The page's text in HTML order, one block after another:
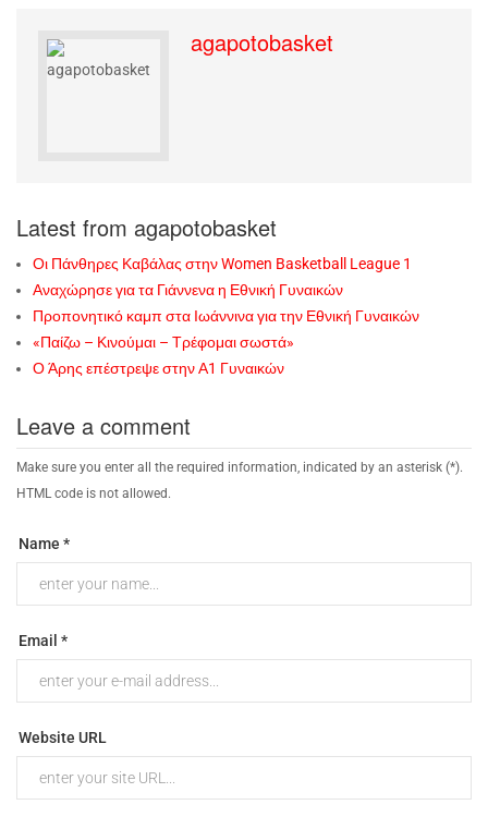
agapotobasket
Latest from agapotobasket
Οι Πάνθηρες Καβάλας στην Women Basketball League 1
Αναχώρησε για τα Γιάννενα η Εθνική Γυναικών
Προπονητικό καμπ στα Ιωάννινα για την Εθνική Γυναικών
«Παίζω – Κινούμαι – Τρέφομαι σωστά»
Ο Άρης επέστρεψε στην Α1 Γυναικών
Leave a comment
Make sure you enter all the required information, indicated by an asterisk (*).
HTML code is not allowed.
Name *
Email *
Website URL